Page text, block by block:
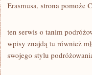
Erasmusa, strona pomoże
ten serwis o tanim
wpisy znajdą tu również
swojego stylu